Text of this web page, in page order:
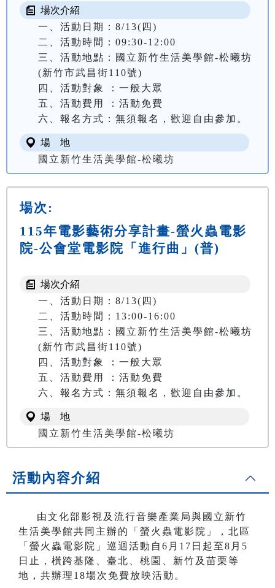
場次介紹
一、活動日期：8/13(四)
二、活動時間：09:30-12:00
三、活動地點：國立新竹生活美學館-松曦坊
(新竹市武昌街110號)
四、活動對象 ：一般大眾
五、活動費用 ：活動免費
六、報名方式：無須報名，歡迎自由參加。
場 地
國立新竹生活美學館-松曦坊
場次:
115年電影藝術分享計畫-螢火蟲電影
院-公會堂電影院「進行曲」(普)
場次介紹
一、活動日期：8/13(四)
二、活動時間：13:00-16:00
三、活動地點：國立新竹生活美學館-松曦坊
(新竹市武昌街110號)
四、活動對象 ：一般大眾
五、活動費用 ：活動免費
六、報名方式：無須報名，歡迎自由參加。
場 地
國立新竹生活美學館-松曦坊
活動內容介紹
由文化部影視及流行音樂產業局與國立新竹
生活美學館共同主辦的「螢火蟲電影院」， 北區
「螢火蟲電影院」巡迴活動自6月17日起至8月5
日止，橫跨基隆、臺北、桃園、新竹及苗栗等
地，共辦理18場次免費放映活動。